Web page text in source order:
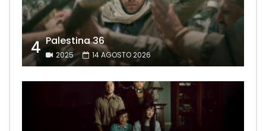
4 Palestina 36
2025 14 AGOSTO 2026